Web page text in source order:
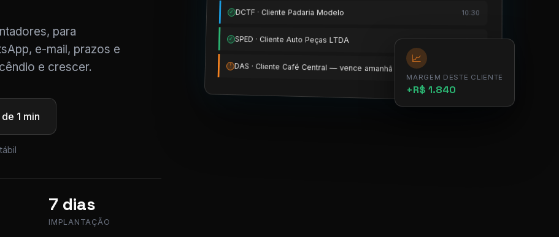
para
e-mail, prazos e
e crescer.
1 min
7 dias
IMPLANTAÇÃO
✓ DCTF · Cliente Padaria Modelo 10:30
✓ SPED · Cliente Auto Peças LTDA 11:15
! DAS · Cliente Café Central — vence amanhã
📈
MARGEM DESTE CLIENTE
+R$ 1.840